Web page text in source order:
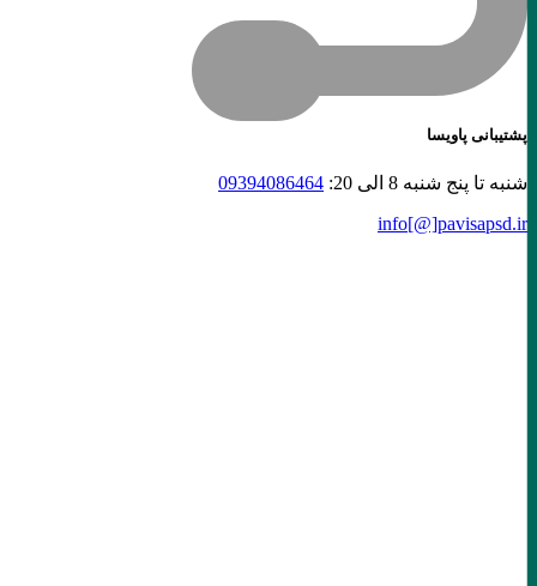
پشتیبانی پاویسا
شنبه تا پنج شنبه 8 الی 20:
09394086464
info[@]pavisapsd.ir